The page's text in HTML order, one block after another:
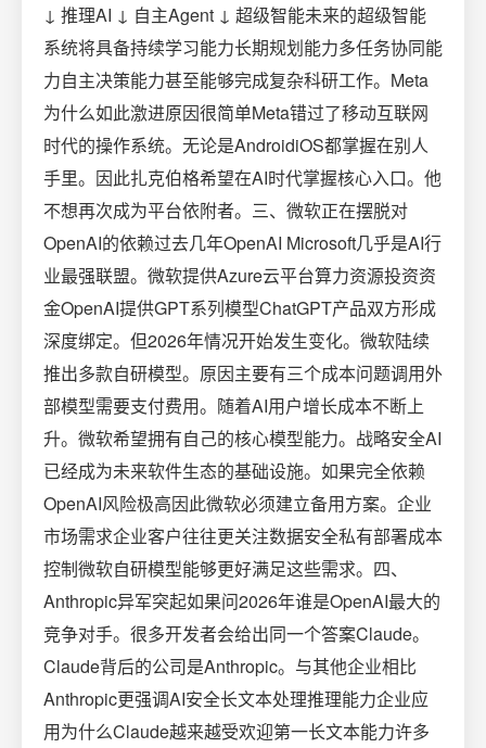
↓ 推理AI ↓ 自主Agent ↓ 超级智能未来的超级智能
系统将具备持续学习能力长期规划能力多任务协同能
力自主决策能力甚至能够完成复杂科研工作。Meta
为什么如此激进原因很简单Meta错过了移动互联网
时代的操作系统。无论是AndroidiOS都掌握在别人
手里。因此扎克伯格希望在AI时代掌握核心入口。他
不想再次成为平台依附者。三、微软正在摆脱对
OpenAI的依赖过去几年OpenAI Microsoft几乎是AI行
业最强联盟。微软提供Azure云平台算力资源投资资
金OpenAI提供GPT系列模型ChatGPT产品双方形成
深度绑定。但2026年情况开始发生变化。微软陆续
推出多款自研模型。原因主要有三个成本问题调用外
部模型需要支付费用。随着AI用户增长成本不断上
升。微软希望拥有自己的核心模型能力。战略安全AI
已经成为未来软件生态的基础设施。如果完全依赖
OpenAI风险极高因此微软必须建立备用方案。企业
市场需求企业客户往往更关注数据安全私有部署成本
控制微软自研模型能够更好满足这些需求。四、
Anthropic异军突起如果问2026年谁是OpenAI最大的
竞争对手。很多开发者会给出同一个答案Claude。
Claude背后的公司是Anthropic。与其他企业相比
Anthropic更强调AI安全长文本处理推理能力企业应
用为什么Claude越来越受欢迎第一长文本能力许多